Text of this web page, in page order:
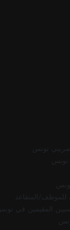
تونس
المتقاعد
المقيمين في تونس